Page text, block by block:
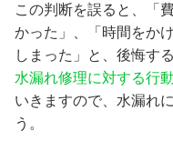
この判断を誤ると、「
かった」、「時間をか
しまった」と、後悔す
水漏れ修理に対する行
いきますので、水漏れ
う。